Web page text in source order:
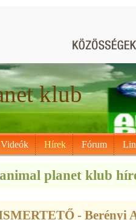
klub
Videók Hírek Fórum
animal planet klub
- Berényi